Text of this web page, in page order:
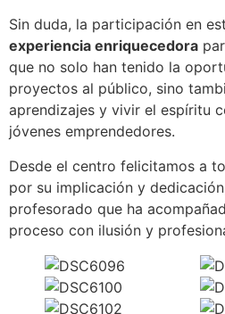
Sin duda, la participación en
experiencia enriquecedora
que no solo han tenido la
proyectos al público, sino
aprendizajes y vivir el espíritu
jóvenes emprendedores.
Desde el centro felicitamos a
por su implicación y
profesorado que ha
proceso con ilusión y